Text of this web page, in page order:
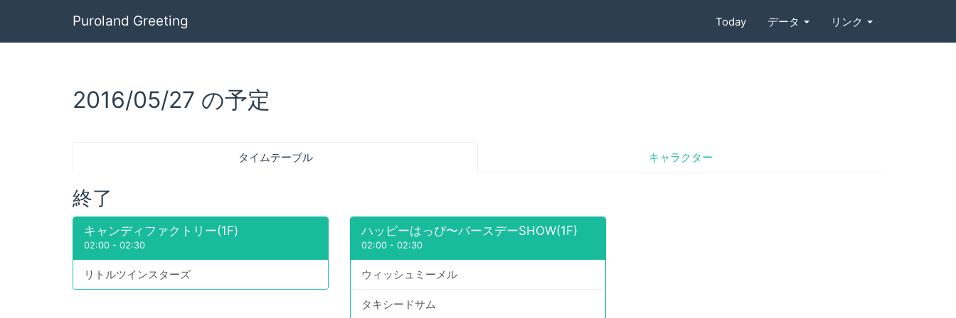
Puroland Greeting Today データ リンク
2016/05/27 の予定
タイムテーブル キャラクター
終了
キャンディファクトリー(1F)
02:00 - 02:30
リトルツインスターズ
ハッピーはっぴ〜バースデーSHOW(1F)
02:00- 02:30
ウィッシュミーメル
タキシードサム